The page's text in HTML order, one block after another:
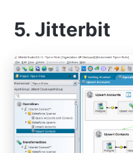
5. Jitterbit